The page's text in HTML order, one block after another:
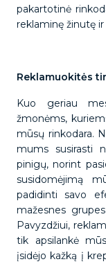
pakartotinė
reklaminę žinutę
Reklamuokitės
Kuo geriau
žmonėms,
mūsų rinkodara.
mums susirasti
pinigų, norint
susidomėjimą
padidinti savo
mažesnes
Pavyzdžiui,
tik apsilankė
įsidėjo kažką į